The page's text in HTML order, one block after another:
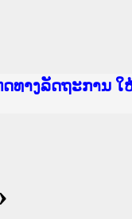
ະການ ແລະ ແອັ
າງລັດຖະການ
ຕິບັດວຽກງານຈົ
ດໝາຍເຫດທາງລັ
ດໝາຍເຫດທາງລັ
ໄຊຈົດໝາຍເຫດ
ໄຊຈົດໝາຍເຫດ
ລັດຖະການໃຫ້ຜູ້
າງລັດຖະການ ໃ